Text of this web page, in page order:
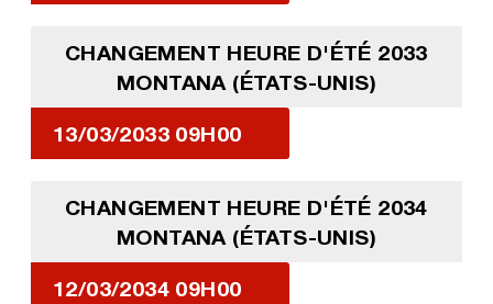
CHANGEMENT HEURE D'ÉTÉ 2033
MONTANA (ÉTATS-UNIS)
13/03/2033 09H00
CHANGEMENT HEURE D'ÉTÉ 2034
MONTANA (ÉTATS-UNIS)
12/03/2034 09H00